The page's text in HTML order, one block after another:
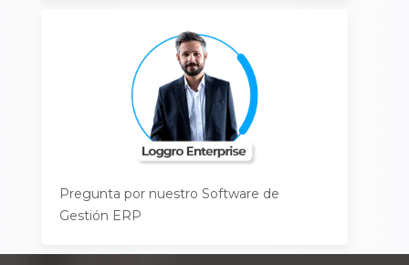
Pregunta por nuestro Software de
Gestión ERP